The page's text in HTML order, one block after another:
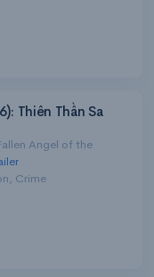
Thiên Thần Sa
Angel of the
Crime